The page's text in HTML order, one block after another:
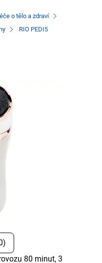
o tělo a zdraví
RIO PEDI5
80 minut, 3